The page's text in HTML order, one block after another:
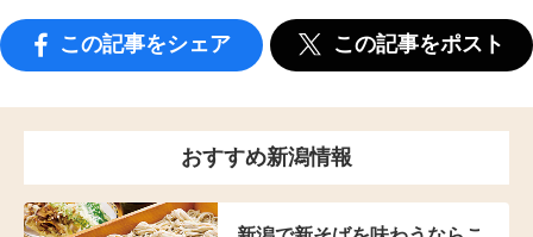
この記事をシェア この記事をポスト
おすすめ新潟情報